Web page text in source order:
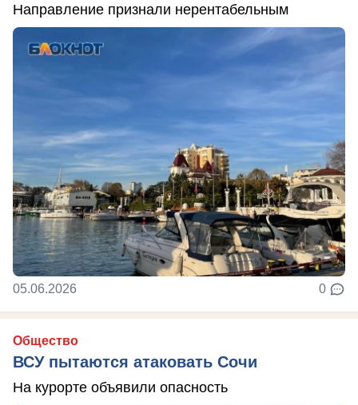
Направление признали нерентабельным
05.06.2026 0
Общество
ВСУ пытаются атаковать Сочи
На курорте объявили опасность